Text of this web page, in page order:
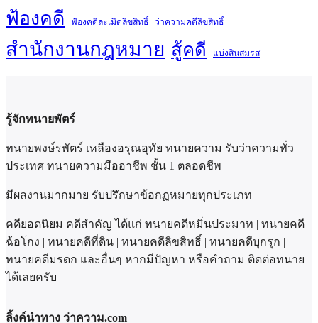
ฟ้องคดี ฟ้องคดีละเมิดลิขสิทธิ์ ว่าความคดีลิขสิทธิ์
สำนักงานกฎหมาย สู้คดี แบ่งสินสมรส
รู้จักทนายพัตร์
ทนายพงษ์รพัตร์ เหลืองอรุณอุทัย ทนายความ รับว่าความทั่ว
ประเทศ ทนายความมืออาชีพ ชั้น 1 ตลอดชีพ
มีผลงานมากมาย รับปรึกษาข้อกฏหมายทุกประเภท
คดียอดนิยม คดีสำคัญ ได้แก่ ทนายคดีหมิ่นประมาท | ทนายคดี
ฉ้อโกง | ทนายคดีที่ดิน | ทนายคดีลิขสิทธิ์ | ทนายคดีบุกรุก |
ทนายคดีมรดก และอื่นๆ หากมีปัญหา หรือคำถาม ติดต่อทนาย
ได้เลยครับ
ลิ้งค์นำทาง ว่าความ.com